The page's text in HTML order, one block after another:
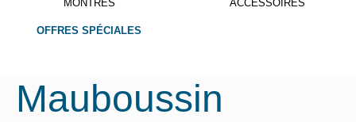
MONTRES ACCESSOIRES
OFFRES SPÉCIALES
Mauboussin